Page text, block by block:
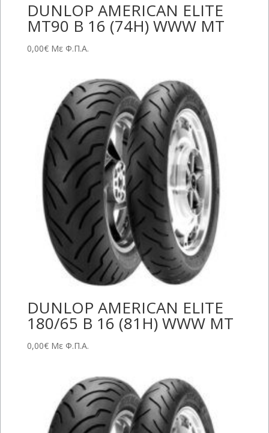
DUNLOP AMERICAN ELITE
MT90 B 16 (74H) WWW MT
0,00€ Με Φ.Π.Α.
DUNLOP AMERICAN ELITE
180/65 B 16 (81H) WWW MT
0,00€ Με Φ.Π.Α.